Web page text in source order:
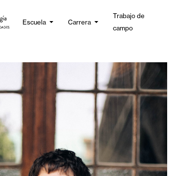
Escuela Carrera
Trabajo de
campo